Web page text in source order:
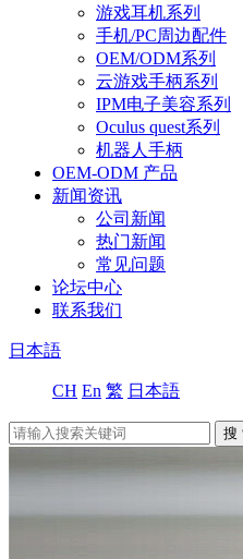
游戏耳机系列
手机/PC周边配件
OEM/ODM系列
云游戏手柄系列
IPM电子美容系列
Oculus quest系列
机器人手柄
OEM-ODM 产品
新闻资讯
公司新闻
热门新闻
常见问题
论坛中心
联系我们
日本語
CH En 繁 日本語